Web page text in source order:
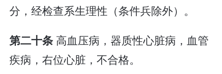
分，经检查系生理性（条件兵除外）。
第二十条 高血压病，器质性心脏病，血管
疾病，右位心脏，不合格。